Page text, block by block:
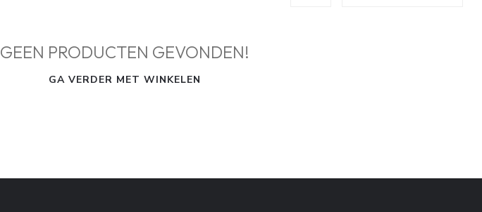
GEEN PRODUCTEN GEVONDEN!
GA VERDER MET WINKELEN